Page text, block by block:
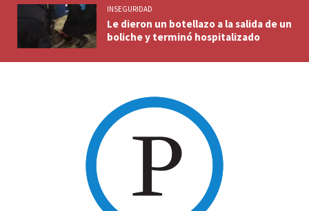
INSEGURIDAD
Le dieron un botellazo a la salida de un
boliche y terminó hospitalizado